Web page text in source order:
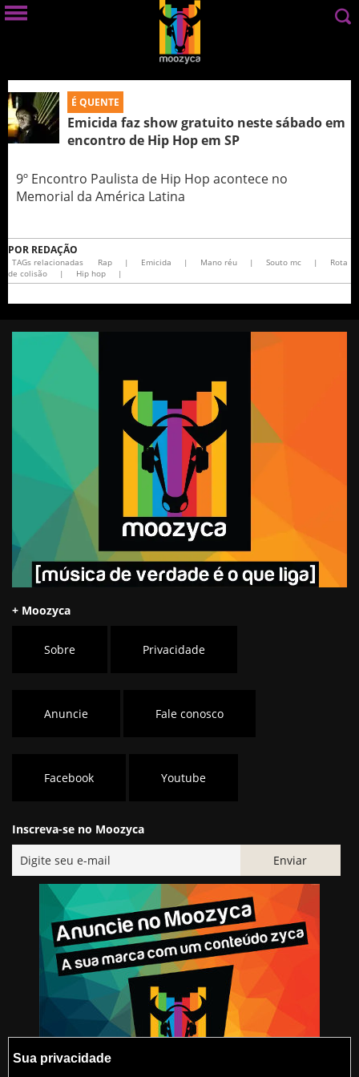
É QUENTE
Emicida faz show gratuito neste sábado em
encontro de Hip Hop em SP
9º Encontro Paulista de Hip Hop acontece no
Memorial da América Latina
POR REDAÇÃO
TAGs relacionadas Rap | Emicida | Mano réu | Souto mc |
Rota
de colisão
| Hip hop |
+ Moozyca
Sobre Privacidade
Anuncie Fale conosco
Facebook Youtube
Inscreva-se no Moozyca
Sua privacidade